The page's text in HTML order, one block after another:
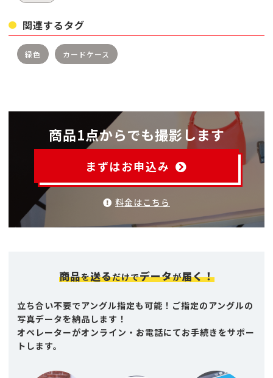
関連するタグ
緑色 カードケース
商品1点からでも撮影します
まずはお申込み
料金はこちら
商品を送るだけでデータが届く！
立ち合い不要でアングル指定も可能！ご指定のアングルの
写真データを納品します！
オペレーターがオンライン・お電話にてお手続きをサポー
トします。